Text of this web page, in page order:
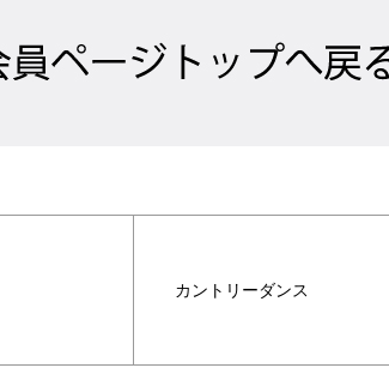
カントリーダンス